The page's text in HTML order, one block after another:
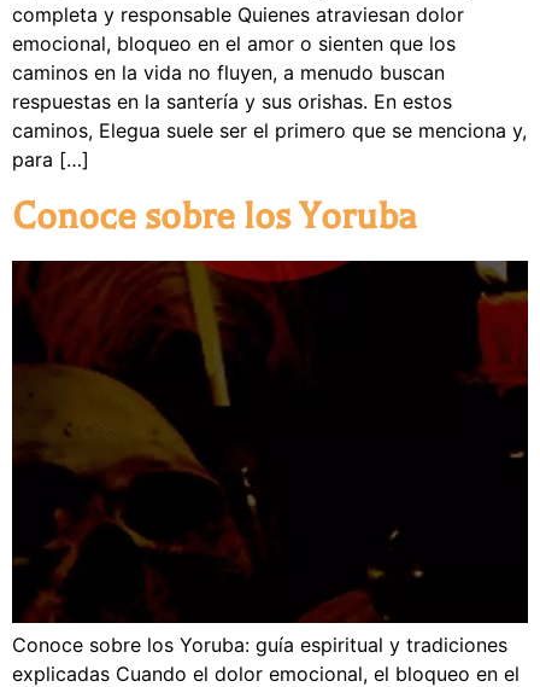
completa y responsable Quienes atraviesan dolor
emocional, bloqueo en el amor o sienten que los
caminos en la vida no fluyen, a menudo buscan
respuestas en la santería y sus orishas. En estos
caminos, Elegua suele ser el primero que se menciona y,
para […]
Conoce sobre los Yoruba
Conoce sobre los Yoruba: guía espiritual y tradiciones
explicadas Cuando el dolor emocional, el bloqueo en el